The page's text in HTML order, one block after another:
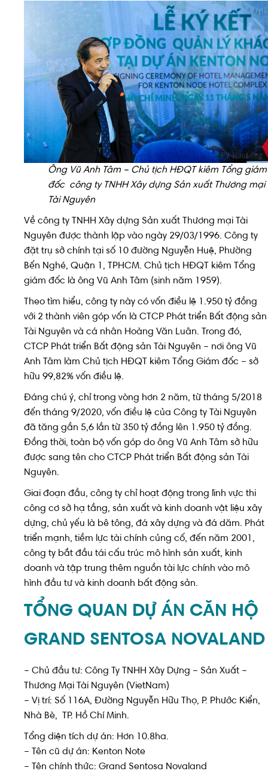
Ông Vũ Anh Tâm – Chủ tịch HĐQT kiêm Tổng giám
đốc công ty TNHH Xây dựng Sản xuất Thương mại
Tài Nguyên
Về công ty TNHH Xây dựng Sản xuất Thương mại Tài
Nguyên được thành lập vào ngày 29/03/1996. Công ty
đặt trụ sở chính tại số 10 đường Nguyễn Huệ, Phường
Bến Nghé, Quận 1, TPHCM. Chủ tịch HĐQT kiêm Tổng
giám đốc là ông Vũ Anh Tâm (sinh năm 1959).
Theo tìm hiểu, công ty này có vốn điều lệ 1.950 tỷ đồng
với 2 thành viên góp vốn là CTCP Phát triển Bất động sản
Tài Nguyên và cá nhân Hoàng Văn Luân. Trong đó,
CTCP Phát triển Bất động sản Tài Nguyên – nơi ông Vũ
Anh Tâm làm Chủ tịch HĐQT kiêm Tổng Giám đốc – sở
hữu 99,82% vốn điều lệ.
Đáng chú ý, chỉ trong vòng hơn 2 năm, từ tháng 5/2018
đến tháng 9/2020, vốn điều lệ của Công ty Tài Nguyên
đã tăng gần 5,6 lần từ 350 tỷ đồng lên 1.950 tỷ đồng.
Đồng thời, toàn bộ vốn góp do ông Vũ Anh Tâm sở hữu
được sang tên cho CTCP Phát triển Bất động sản Tài
Nguyên.
Giai đoạn đầu, công ty chỉ hoạt động trong lĩnh vực thi
công cơ sở hạ tầng, sản xuất và kinh doanh vật liệu xây
dựng, chủ yếu là bê tông, đá xây dựng và đá dăm. Phát
triển mạnh, tiềm lực tài chính củng cố, đến năm 2001,
công ty bắt đầu tái cấu trúc mô hình sản xuất, kinh
doanh và tập trung thêm nguồn tài lực chính vào mô
hình đầu tư và kinh doanh bất động sản.
TỔNG QUAN DỰ ÁN CĂN HỘ
GRAND SENTOSA NOVALAND
– Chủ đầu tư: Công Ty TNHH Xây Dựng – Sản Xuất –
Thương Mại Tài Nguyên (VietNam)
– Vị trí: Số 116A, Đường Nguyễn Hữu Thọ, P. Phước Kiển,
Nhà Bè, TP. Hồ Chí Minh.
Tổng diện tích dự án: Hơn 10.8ha.
– Tên cũ dự án: Kenton Note
– Tên chính thức: Grand Sentosa Novaland